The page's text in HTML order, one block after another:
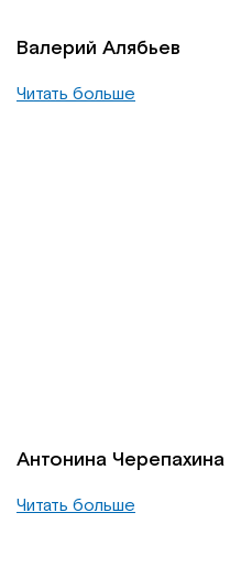
Валерий Алябьев
Читать больше
Антонина Черепахина
Читать больше